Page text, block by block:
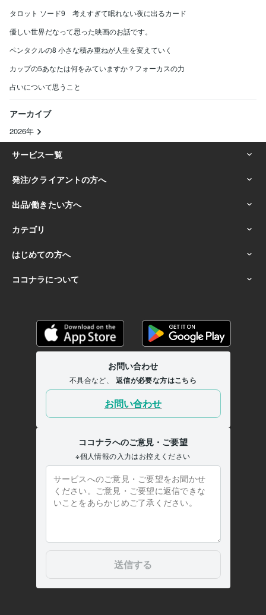
タロット ソード9 考えすぎて眠れない夜に出るカード
優しい世界だなって思った映画のお話です。
ペンタクルの8 小さな積み重ねが人生を変えていく
カップの5あなたは何をみていますか？フォーカスの力
占いについて思うこと
アーカイブ
2026年